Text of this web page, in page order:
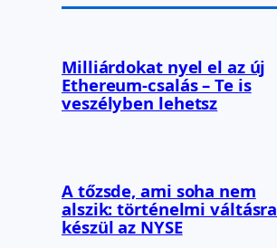
Milliárdokat nyel el az új
Ethereum-csalás – Te is
veszélyben lehetsz
A tőzsde, ami soha nem
alszik: történelmi váltásra
készül az NYSE